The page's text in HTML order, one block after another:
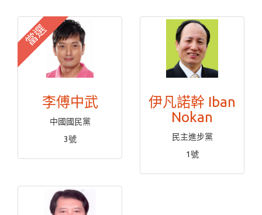
當選
李傅中武
中國國民黨
3號
伊凡諾幹 Iban
Nokan
民主進步黨
1號